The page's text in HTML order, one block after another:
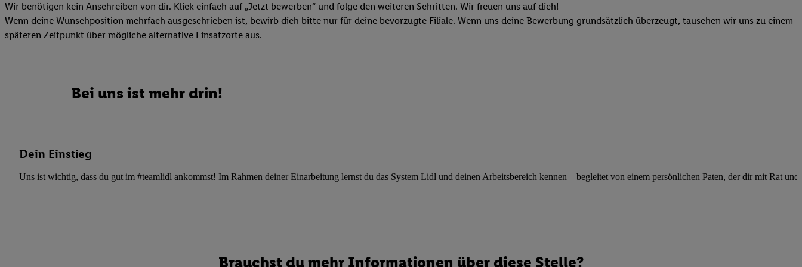
Wir benötigen kein Anschreiben von dir. Klick einfach auf „Jetzt bewerben“ und folge den weiteren Schritten. Wir freuen uns auf dich!
Wenn deine Wunschposition mehrfach ausgeschrieben ist, bewirb dich bitte nur für deine bevorzugte Filiale. Wenn uns deine Bewerbung grundsätzlich überzeugt, tauschen wir uns zu einem
späteren Zeitpunkt über mögliche alternative Einsatzorte aus.
Bei uns ist mehr drin!
Dein Einstieg
Uns ist wichtig, dass du gut im #teamlidl ankommst! Im Rahmen deiner Einarbeitung lernst du das System Lidl und deinen Arbeitsbereich kennen – begleitet von einem persönlichen Paten, der dir mit Rat und
Brauchst du mehr Informationen über diese Stelle?
Verwendungszwecke oder Partner zulassen; das gilt auch für die nachfolgend schlagwortartig benannten Zwecke
und Funktionen im Rahmen des Einsatzes des IAB TCF für Werbung und Erfolgsmessung:
Messung des Erfolgs von Werbekampagnen durch TTD und Nutzung der Telekommunikations-basierten Utiq-
Technologie für digitales Marketing, sowie:
zur Auswahl personalisierter Werbung.